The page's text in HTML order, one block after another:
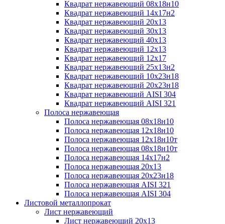
Квадрат нержавеющий 08х18н10
Квадрат нержавеющий 14х17н2
Квадрат нержавеющий 20х13
Квадрат нержавеющий 30х13
Квадрат нержавеющий 40х13
Квадрат нержавеющий 12х13
Квадрат нержавеющий 12х17
Квадрат нержавеющий 25х13н2
Квадрат нержавеющий 10х23н18
Квадрат нержавеющий 20х23н18
Квадрат нержавеющий AISI 304
Квадрат нержавеющий AISI 321
Полоса нержавеющая
Полоса нержавеющая 08х18н10
Полоса нержавеющая 12х18н10
Полоса нержавеющая 12х18н10т
Полоса нержавеющая 08х18н10т
Полоса нержавеющая 14х17н2
Полоса нержавеющая 20х13
Полоса нержавеющая 20х23н18
Полоса нержавеющая AISI 321
Полоса нержавеющая AISI 304
Листовой металлопрокат
Лист нержавеющий
Лист нержавеющий 20х13